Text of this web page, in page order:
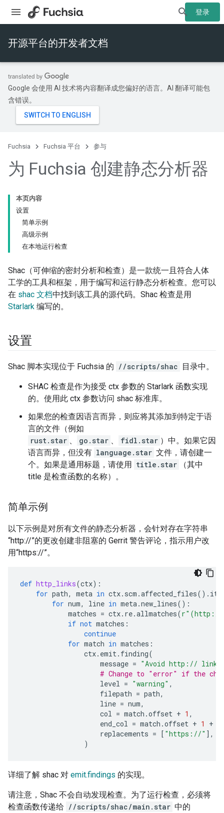
登录
开源平台的开发者文档
Google 会使用 AI 技术将内容翻译成您偏好的语言。AI 翻译可能包
含错误。
Fuchsia Fuchsia 平台 参与
为 Fuchsia 创建静态分析器
本页内容
设置
简单示例
高级示例
在本地运行检查
Shac（可伸缩的密封分析和检查）是一款统一且符合人体
工学的工具和框架，用于编写和运行静态分析检查。您可以
在 shac 文档中找到该工具的源代码。Shac 检查是用
Starlark 编写的。
设置
Shac 脚本实现位于 Fuchsia 的 //scripts/shac 目录中。
SHAC 检查是作为接受 ctx 参数的 Starlark 函数实现
的。使用此 ctx 参数访问 shac 标准库。
如果您的检查因语言而异，则应将其添加到特定于语
言的文件（例如
rust.star 、 go.star 、 fidl.star ）中。如果它因
语言而异，但没有 language.star 文件，请创建一
个。如果是通用标题，请使用 title.star
（其中
title 是检查函数的名称）。
简单示例
以下示例是对所有文件的静态分析器，会针对存在字符串
“http://”的更改创建非阻塞的 Gerrit 警告评论，指示用户改
用“https://”。
def http_links(ctx):
for path, meta in ctx. scm .affected_files() .
for num, line in meta.new_lines():
matches = ctx. re.allmatches(r"(http://
if not matches :
continue
for match in matches :
ctx. emit. finding(
message = "Avoid http://
# Change to "error" if the
level = "warning" ,
filepath = path,
line = num,
col = match .offset + 1 ,
end_col = match .offset + 1 +
replacements = [ "https://" ],
)
详细了解 shac 对 emit.findings 的实现。
请注意，Shac 不会自动发现检查。为了运行检查，必须将
检查函数传递给 //scripts/shac/main.star 中的